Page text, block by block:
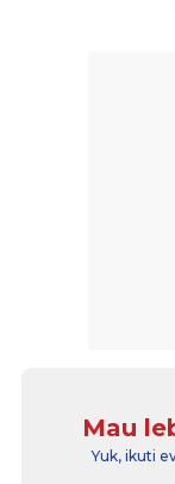
Mau
Yuk, ikuti